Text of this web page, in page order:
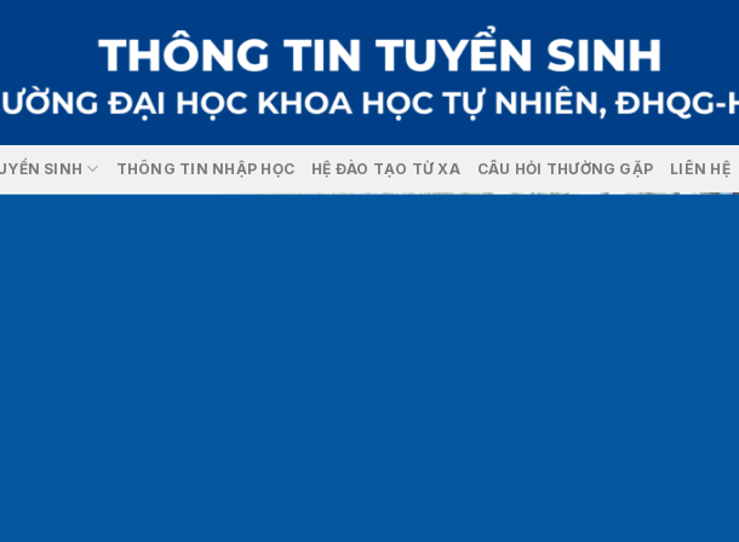
SINH THÔNG TIN NHẬP HỌC HỆ ĐÀO TẠO TỪ XA CÂU HỎI THƯỜNG GẶP LIÊN HỆ